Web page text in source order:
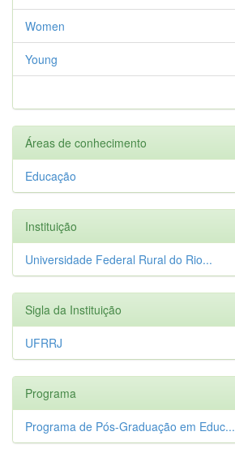
Women
Young
Áreas de conhecimento
Educação
Instituição
Universidade Federal Rural do Rio...
Sigla da Instituição
UFRRJ
Programa
Programa de Pós-Graduação em Educ...